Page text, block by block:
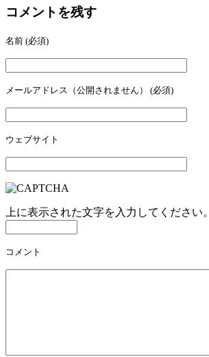
コメントを残す
名前 (必須)
メールアドレス（公開されません） (必須)
ウェブサイト
上に表示された文字を入力してください。
コメント